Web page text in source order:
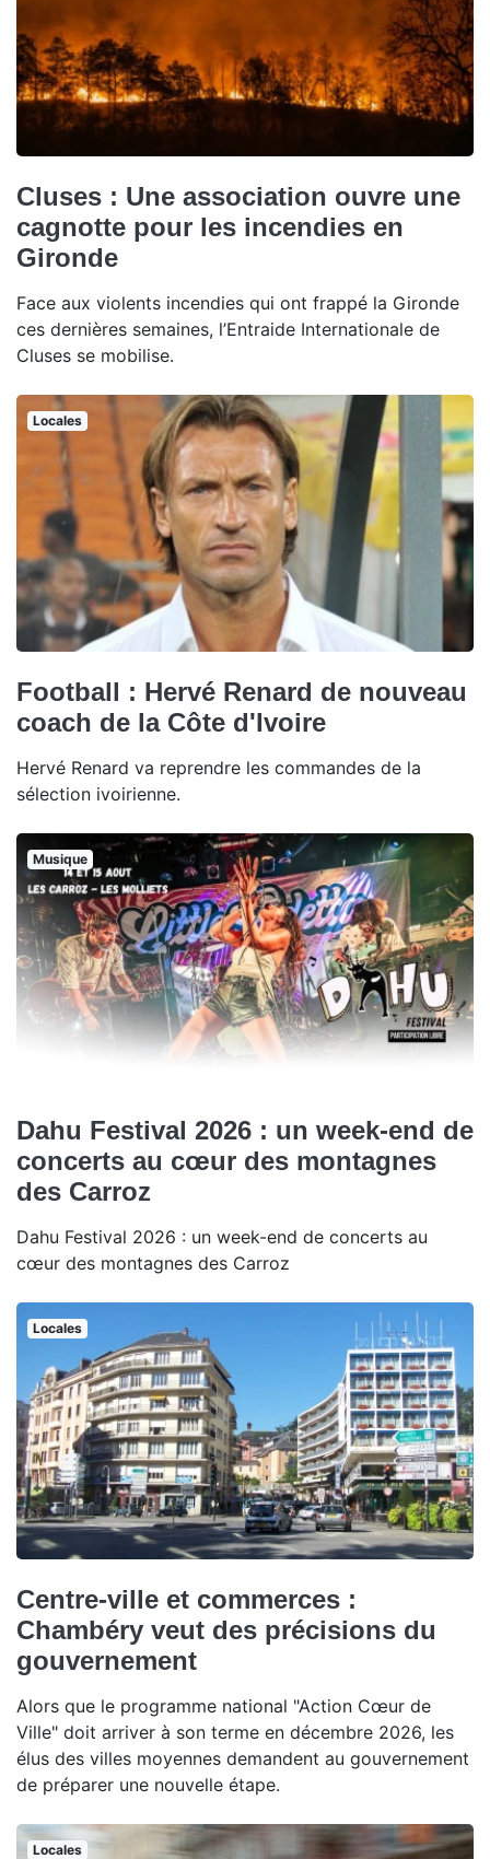
Cluses : Une association ouvre une
cagnotte pour les incendies en
Gironde
Face aux violents incendies qui ont frappé la Gironde
ces dernières semaines, l’Entraide Internationale de
Cluses se mobilise.
Locales
Football : Hervé Renard de nouveau
coach de la Côte d'Ivoire
Hervé Renard va reprendre les commandes de la
sélection ivoirienne.
Musique
Dahu Festival 2026 : un week-end de
concerts au cœur des montagnes
des Carroz
Dahu Festival 2026 : un week-end de concerts au
cœur des montagnes des Carroz
Locales
Centre-ville et commerces :
Chambéry veut des précisions du
gouvernement
Alors que le programme national "Action Cœur de
Ville" doit arriver à son terme en décembre 2026, les
élus des villes moyennes demandent au gouvernement
de préparer une nouvelle étape.
Locales